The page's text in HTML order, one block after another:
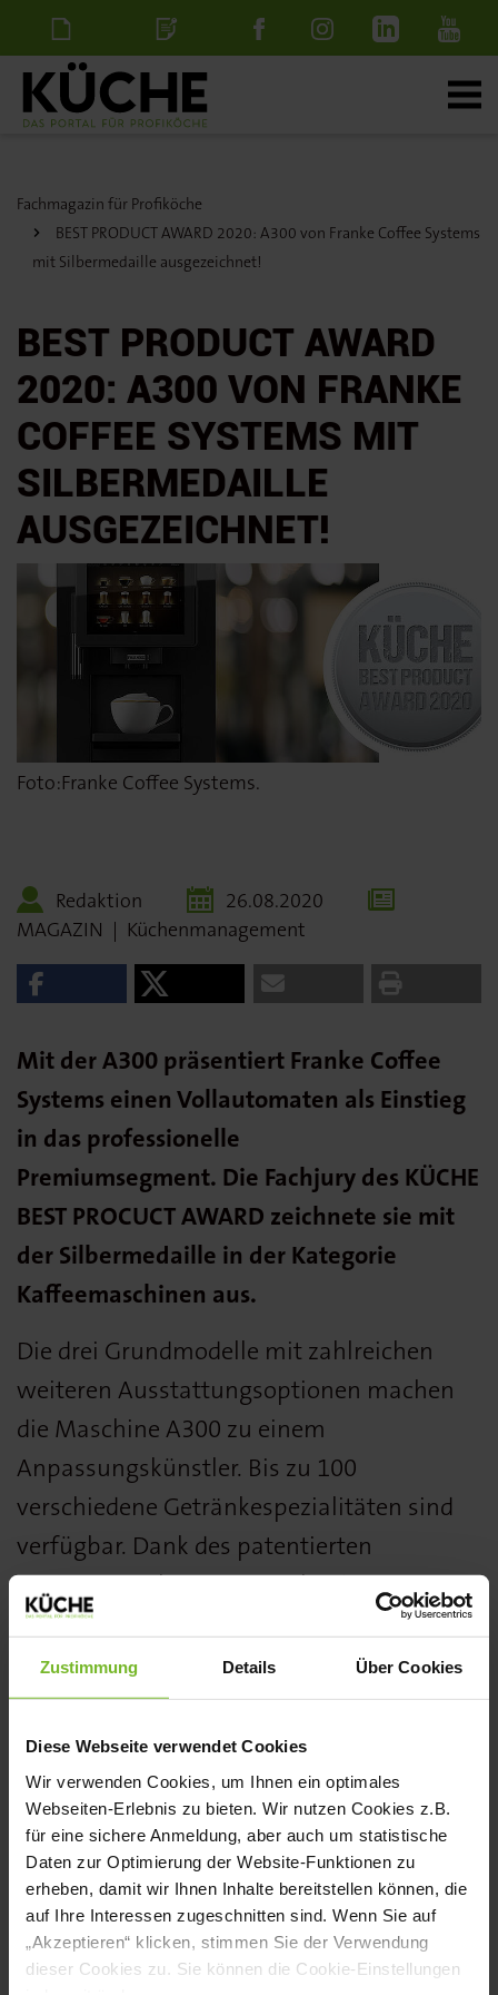
Zustimmung Details Über Cookies
Diese Webseite verwendet Cookies
Wir verwenden Cookies, um Ihnen ein optimales
Webseiten-Erlebnis zu bieten. Wir nutzen Cookies z.B.
für eine sichere Anmeldung, aber auch um statistische
Daten zur Optimierung der Website-Funktionen zu
erheben, damit wir Ihnen Inhalte bereitstellen können, die
auf Ihre Interessen zugeschnitten sind. Wenn Sie auf
„Akzeptieren“ klicken, stimmen Sie der Verwendung
dieser Cookies zu. Sie können die Cookie-Einstellungen
NewsletterStellenanzeige
Fachmagazin für Profiköche
BEST PRODUCT AWARD 2020: A300 von Franke Coffee Systems
mit Silbermedaille ausgezeichnet!
BEST PRODUCT AWARD
2020: A300 VON FRANKE
COFFEE SYSTEMS MIT
SILBERMEDAILLE
AUSGEZEICHNET!
Foto:Franke Coffee Systems.
Redaktion
26.08.2020
MAGAZIN | Küchenmanagement
Mit der A300 präsentiert Franke Coffee
Systems einen Vollautomaten als Einstieg
in das professionelle
Premiumsegment. Die Fachjury des KÜCHE
BEST PROCUCT AWARD zeichnete sie mit
der Silbermedaille in der Kategorie
Kaffeemaschinen aus.
Die drei Grundmodelle mit zahlreichen
weiteren Ausstattungsoptionen machen
die Maschine A300 zu einem
Anpassungskünstler. Bis zu 100
verschiedene Getränkespezialitäten sind
verfügbar. Dank des patentierten
Heizsystems können verschiedene
Brühtemperaturen für unterschiedliche
Getränke eingestellt werden. Als
Nebeneffekt sinkt der Energieverbrauch. Es
kann zwischen Festwasseranschluss und
integriertem Wassertank gewählt werden.
Ein oder zwei Bohnenbehälter sind
wählbar.
Weitere Informationen finden Sie hier.